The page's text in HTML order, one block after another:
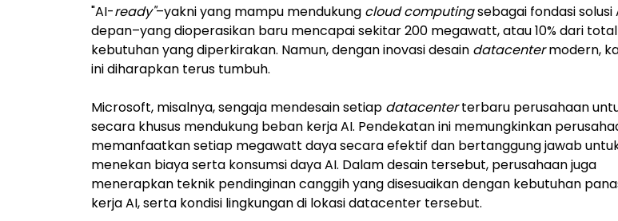
"AI-ready"–yakni yang mampu mendukung cloud computingsebagai fondasi solusi
depan–yang dioperasikan baru mencapai sekitar 200 megawatt, atau 10% dari total
kebutuhan yang diperkirakan. Namun, dengan inovasi desain datacentermodern,
ini diharapkan terus tumbuh.
Microsoft, misalnya, sengaja mendesain setiap datacenterterbaru perusahaan
secara khusus mendukung beban kerja AI. Pendekatan ini memungkinkan
memanfaatkan setiap megawatt daya secara efektif dan bertanggung jawab
menekan biaya serta konsumsi daya AI. Dalam desain tersebut, perusahaan juga
menerapkan teknik pendinginan canggih yang disesuaikan dengan kebutuhan
kerja AI, serta kondisi lingkungan di lokasi datacenter tersebut.